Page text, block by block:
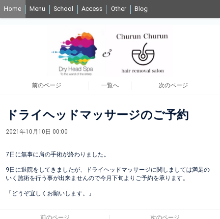
Home Menu School Access Other Blog
前のページ 一覧へ 次のページ
ドライヘッドマッサージのご予約
2021年10月10日 00:00
7日に無事に肩の手術が終わりました。
9日に退院をしてきましたが、ドライヘッドマッサージに関しましては満足の
いく施術を行う事が出来ませんので今月下旬よりご予約を承ります。
「どうぞ宜しくお願いします。」
前のページ 次のページ